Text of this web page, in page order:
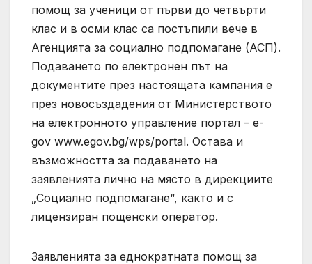
помощ за ученици от първи до четвърти
клас и в осми клас са постъпили вече в
Агенцията за социално подпомагане (АСП).
Подаването по електронен път на
документите през настоящата кампания е
през новосъздадения от Министерството
на електронното управление портал – e-
gov www.egov.bg/wps/portal. Остава и
възможността за подаването на
заявленията лично на място в дирекциите
„Социално подпомагане“, както и с
лицензиран пощенски оператор.
Заявленията за еднократната помощ за